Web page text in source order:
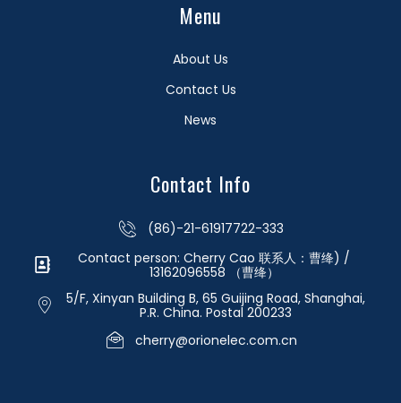
Menu
About Us
Contact Us
News
Contact Info
(86)-21-61917722-333
Contact person: Cherry Cao 联系人：曹绛) /
13162096558 （曹绛）
5/F, Xinyan Building B, 65 Guijing Road, Shanghai,
P.R. China. Postal 200233
cherry@orionelec.com.cn